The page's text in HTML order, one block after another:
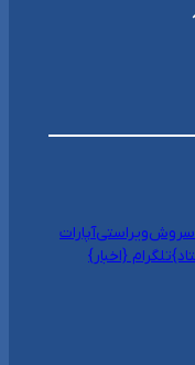
سروشویراستیآپارات
تلگرام {اخبار}